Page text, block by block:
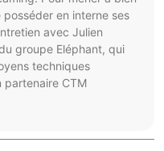
en interne ses
avec Julien
groupe Eléphant, qui
techniques
partenaire CTM